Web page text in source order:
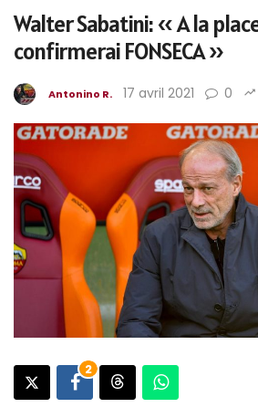
Walter Sabatini: « A la
confirmerai FONSECA »
Antonino R. 17 avril 2021 0
2